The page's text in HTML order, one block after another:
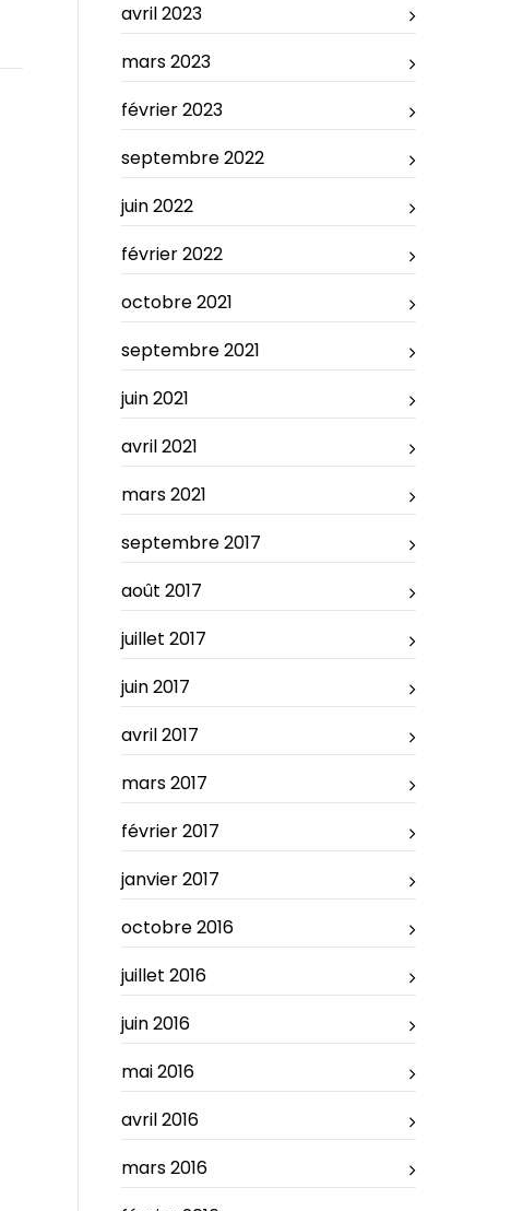
avril 2023
mars 2023
février 2023
septembre 2022
juin 2022
février 2022
octobre 2021
septembre 2021
juin 2021
avril 2021
mars 2021
septembre 2017
août 2017
juillet 2017
juin 2017
avril 2017
mars 2017
février 2017
janvier 2017
octobre 2016
juillet 2016
juin 2016
mai 2016
avril 2016
mars 2016